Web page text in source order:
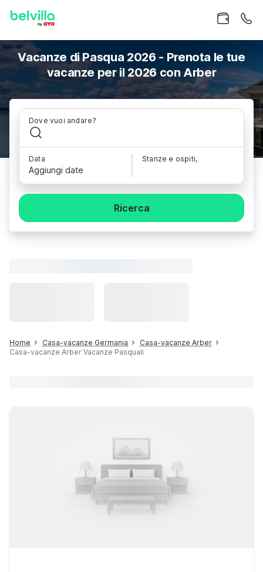
Vacanze di Pasqua 2026 - Prenota le tue
vacanze per il 2026 con Arber
Dove vuoi andare?
Data
Aggiungi date
Stanze e ospiti,
Ricerca
Home Casa-vacanze Germania
Casa-vacanze Arber
Casa-vacanze Arber Vacanze Pasquali